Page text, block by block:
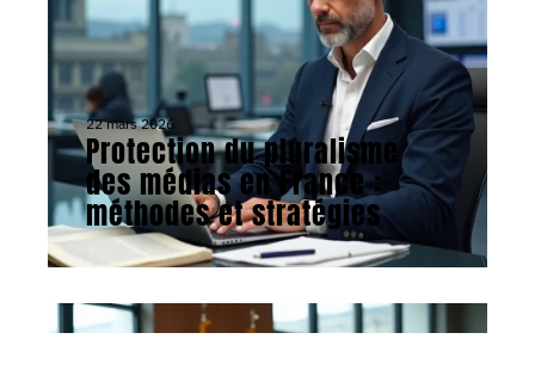
22 mars 2026
Protection du pluralisme
des médias en France :
méthodes et stratégies